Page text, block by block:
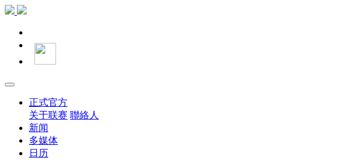
正式官方
关于联赛 聯絡人
新闻
多媒体
日历